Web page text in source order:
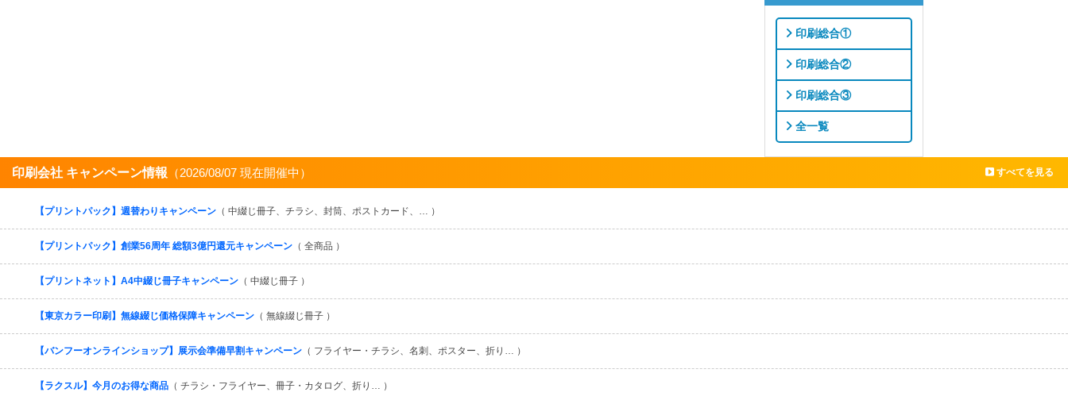
印刷総合①
印刷総合②
印刷総合③
全一覧
印刷会社 キャンペーン情報 （2026/08/07 現在開催中） すべてを見る
【プリントパック】週替わりキャンペーン （ 中綴じ冊子、チラシ、封筒、ポストカード、… ）
【プリントパック】創業56周年 総額3億円還元キャンペーン （ 全商品 ）
【プリントネット】A4中綴じ冊子キャンペーン （ 中綴じ冊子 ）
【東京カラー印刷】無線綴じ価格保障キャンペーン （ 無線綴じ冊子 ）
【バンフーオンラインショップ】展示会準備早割キャンペーン （ フライヤー・チラシ、名刺、ポスター、折り… ）
【ラクスル】今月のお得な商品 （ チラシ・フライヤー、冊子・カタログ、折り… ）